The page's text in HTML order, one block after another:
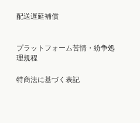
配送遅延補償
プラットフォーム苦情・紛争処
理規程
特商法に基づく表記